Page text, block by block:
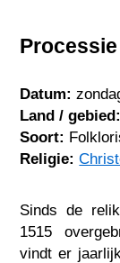
Datum:
Land / gebied:
Soort:
Religie:
Sinds de
1515
vindt er